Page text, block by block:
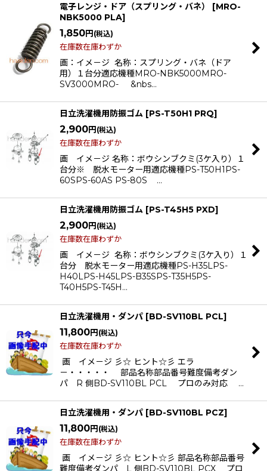
電子レンジ・ドア（スプリング・バネ） [MRO-
NBK5000 PLA]
1,850円 (税込)
在庫数在庫わずか
画：イメ－ジ 名称：スプリング・バネ（ドア
用）１台分適応機種MRO-NBK5000MRO-
SV3000MRO- &nbs…
日立洗濯機用防振ゴム [PS-T50H1 PRQ]
2,900円 (税込)
在庫数在庫わずか
画 イメ－ジ 名称：ボウシンブクミ(3ケ入り）１
台分※ 脱水モーター用適応機種PS-T50H1PS-
60SPS-60AS PS-80S …
日立洗濯機用防振ゴム [PS-T45H5 PXD]
2,900円 (税込)
在庫数在庫わずか
画 イメ－ジ 名称：ボウシンブクミ(3ケ入り）１
台分 脱水モーター用適応機種PS-H35LPS-
H40LPS-H45LPS-B35SPS-T35H5PS-
T40H5PS-T45H…
日立洗濯機用・ダンパ [BD-SV110BL PCL]
11,800円 (税込)
在庫数在庫わずか
画 イメ－ジ 彡☆ ヒント☆彡 エラ
－・・・・・ 部品名称部品番号難度備考ダン
パ R 側BD-SV110BL PCL プロのみ対応 …
日立洗濯機用・ダンパ [BD-SV110BL PCZ]
11,800円 (税込)
在庫数在庫わずか
画 イメ－ジ 彡☆ ヒント☆彡 部品名称部品番号
難度備考ダンパ L 側BD-SV110BL PCX プロ